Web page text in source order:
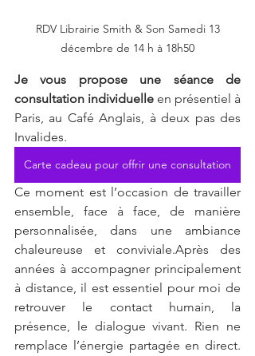
décembre de 14 h à 18h50
Je vous propose une séance de
consultation individuelle en présentiel à
Paris, au Café Anglais, à deux pas des
Invalides.
Carte cadeau pour offrir une consultation
Ce moment est l’occasion de travailler
ensemble, face à face, de manière
personnalisée, dans une ambiance
chaleureuse et conviviale.Après des
années à accompagner principalement
à distance, il est essentiel pour moi de
retrouver le contact humain, la
présence, le dialogue vivant. Rien ne